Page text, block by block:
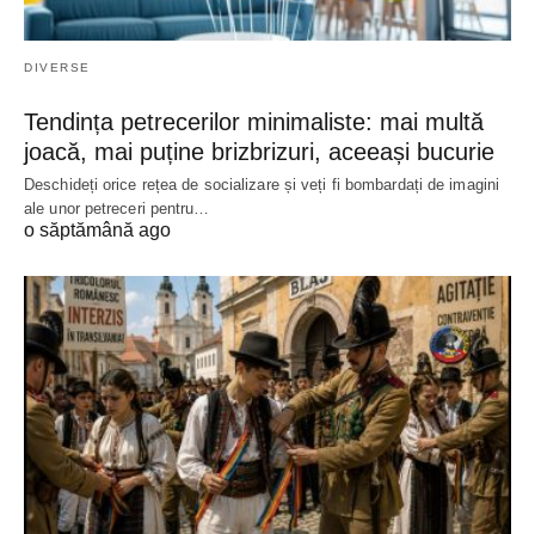
DIVERSE
Tendința petrecerilor minimaliste: mai multă
joacă, mai puține brizbrizuri, aceeași bucurie
Deschideți orice rețea de socializare și veți fi bombardați de imagini
ale unor petreceri pentru…
o săptămână ago